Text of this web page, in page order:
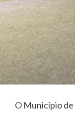
O Município